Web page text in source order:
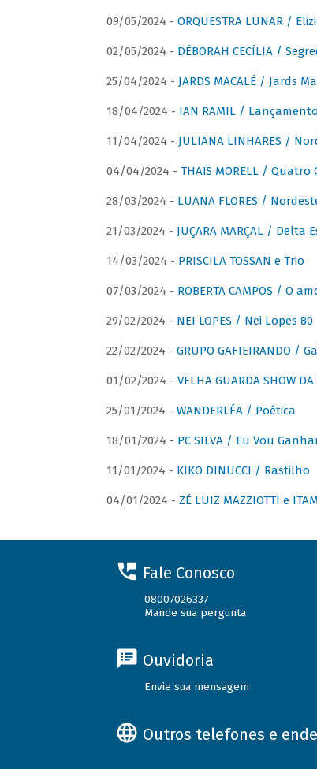
09/05/2024 - ORQUESTRA LUNAR /
02/05/2024 - DÉBORAH CECÍLIA /
25/04/2024 - JARDS MACALÉ / Jards
18/04/2024 - IAN RAMIL /
11/04/2024 - JULIANA LINHARES /
04/04/2024 - THAÏS MORELL / Quatro
28/03/2024 - LUANA FLORES /
21/03/2024 - JUÇARA MARÇAL / Delta
14/03/2024 - PRISCILA TOSSAN e Trio
07/03/2024 - ROBERTA CAMPOS / O
29/02/2024 - NEI LOPES / Nei Lopes 80
22/02/2024 - GRUPO GAFIEIRANDO /
01/02/2024 - VELHA GUARDA SHOW
25/01/2024 - WANDERLÉA / Poética
18/01/2024 - PC SILVA / Eu Vou
11/01/2024 - KIKO DINUCCI / Rastilho
04/01/2024 - ZÉ LUIZ MAZZIOTTI e
Fale Conosco
08007026337
Mande sua pergunta
Ouvidoria
Envie sua mensagem
Outros telefones e